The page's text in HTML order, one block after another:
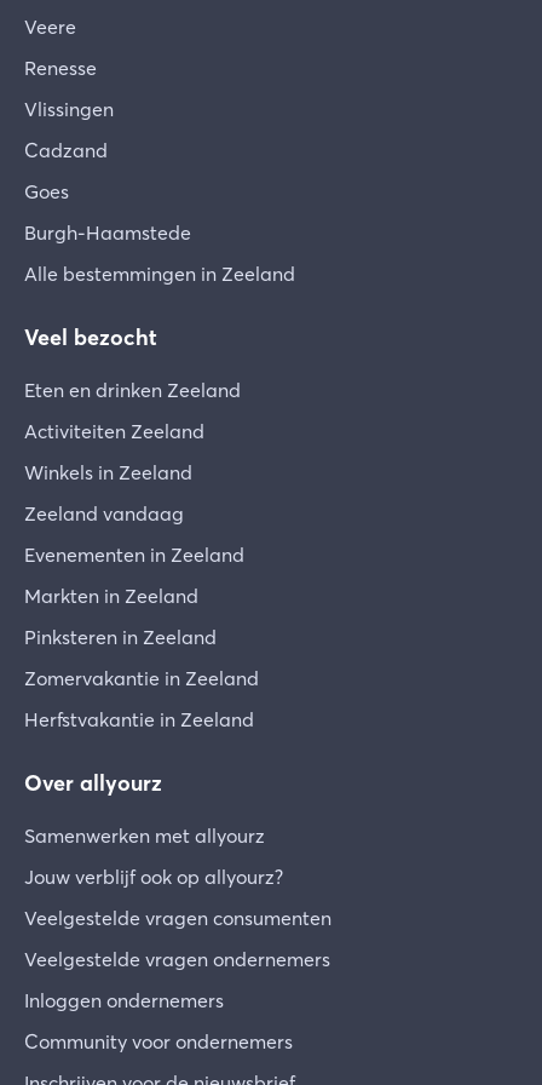
Veere
Renesse
Vlissingen
Cadzand
Goes
Burgh-Haamstede
Alle bestemmingen in Zeeland
Veel bezocht
Eten en drinken Zeeland
Activiteiten Zeeland
Winkels in Zeeland
Zeeland vandaag
Evenementen in Zeeland
Markten in Zeeland
Pinksteren in Zeeland
Zomervakantie in Zeeland
Herfstvakantie in Zeeland
Over allyourz
Samenwerken met allyourz
Jouw verblijf ook op allyourz?
Veelgestelde vragen consumenten
Veelgestelde vragen ondernemers
Inloggen ondernemers
Community voor ondernemers